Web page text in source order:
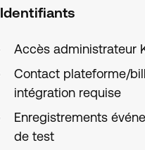
Identifiants
Accès administrateur
Contact plateforme/
intégration requise
Enregistrements
de test